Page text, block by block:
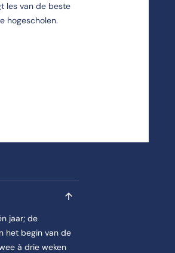
les van de beste
hogescholen.
jaar; de
het begin van de
à drie weken